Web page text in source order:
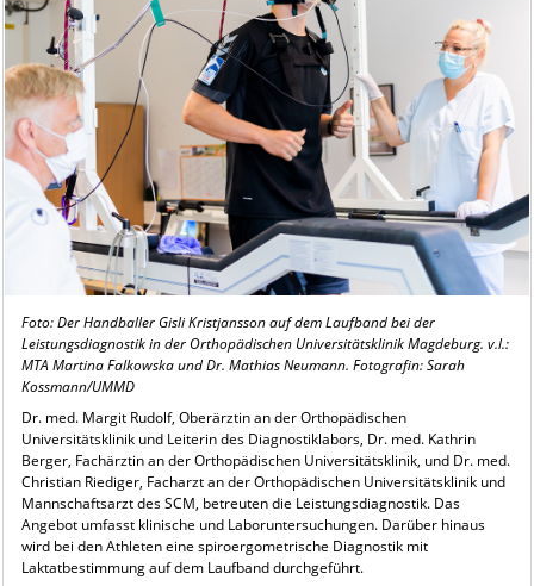
Foto: Der Handballer Gisli Kristjansson auf dem Laufband bei der
Leistungsdiagnostik in der Orthopädischen Universitätsklinik Magdeburg. v.l.:
MTA Martina Falkowska und Dr. Mathias Neumann. Fotografin: Sarah
Kossmann/UMMD
Dr. med. Margit Rudolf, Oberärztin an der Orthopädischen
Universitätsklinik und Leiterin des Diagnostiklabors, Dr. med. Kathrin
Berger, Fachärztin an der Orthopädischen Universitätsklinik, und Dr. med.
Christian Riediger, Facharzt an der Orthopädischen Universitätsklinik und
Mannschaftsarzt des SCM, betreuten die Leistungsdiagnostik. Das
Angebot umfasst klinische und Laboruntersuchungen. Darüber hinaus
wird bei den Athleten eine spiroergometrische Diagnostik mit
Laktatbestimmung auf dem Laufband durchgeführt.